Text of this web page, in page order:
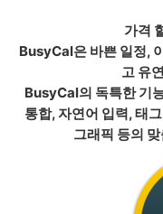
가격
BusyCal은 바쁜 일정,
고 유
BusyCal의 독특한 기
통합, 자연어 입력, 태
그래픽 등의